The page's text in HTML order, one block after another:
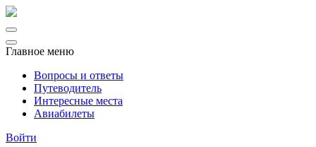
Главное меню
Вопросы и ответы
Путеводитель
Интересные места
Авиабилеты
Войти